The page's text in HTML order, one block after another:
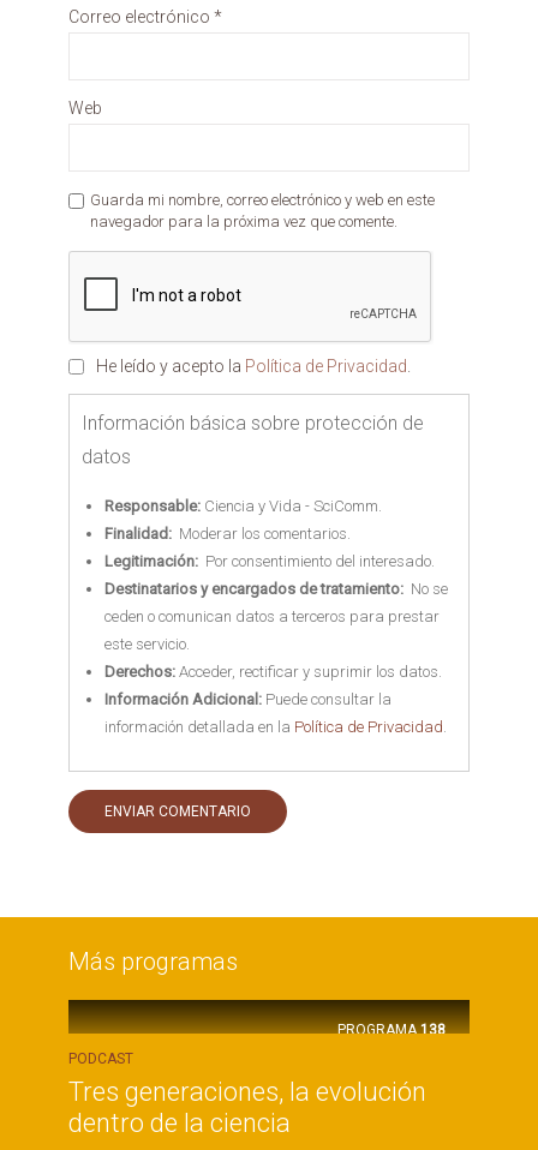
Correo electrónico *
Web
Guarda mi nombre, correo electrónico y web en este
navegador para la próxima vez que comente.
He leído y acepto la Política de Privacidad
Información básica sobre protección de
datos
Responsable: Ciencia y Vida - SciComm.
Finalidad: Moderar los comentarios.
Legitimación: Por consentimiento del interesado.
Destinatarios y encargados de tratamiento: No se
ceden o comunican datos a terceros para prestar
este servicio.
Derechos: Acceder, rectificar y suprimir los datos.
Información Adicional: Puede consultar la
información detallada en la Política de Privacidad.
Más programas
PROGRAMA 138
PODCAST
Tres generaciones, la evolución
dentro de la ciencia